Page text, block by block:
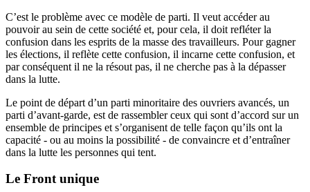
C’est le problème avec ce modèle de parti. Il veut accéder au
pouvoir au sein de cette société et, pour cela, il doit refléter la
confusion dans les esprits de la masse des travailleurs. Pour gagner
les élections, il reflète cette confusion, il incarne cette confusion, et
par conséquent il ne la résout pas, il ne cherche pas à la dépasser
dans la lutte.
Le point de départ d’un parti minoritaire des ouvriers avancés, un
parti d’avant-garde, est de rassembler ceux qui sont d’accord sur un
ensemble de principes et s’organisent de telle façon qu’ils ont la
capacité - ou au moins la possibilité - de convaincre et d’entraîner
dans la lutte les personnes qui tent.
Le Front unique